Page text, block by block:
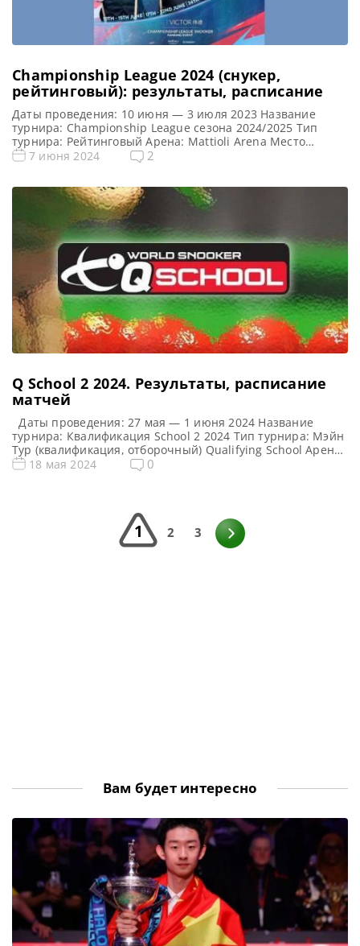
Championship League 2024 (снукер,
рейтинговый): результаты, расписание
Даты проведения: 10 июня — 3 июля 2023 Название
турнира: Championship League сезона 2024/2025 Тип
турнира: Рейтинговый Арена: Mattioli Arena Место
проведения (населенный пункт, город, страна): Лестер,
рейтингово турнира Championship League 2024 по
снукеру !!! Формат Championship League 2024
(рейтинговый) Подробный формат Лиги Чемпионата по
7 июня 2024 2
Q School 2 2024. Результаты, расписание
матчей
Даты проведения: 27 мая — 1 июня 2024 Название
турнира: Квалификация School 2 2024 Тип турнира: Мэйн
Тур (квалификация, отборочный) Qualifying School Арена:
Morningside Arena Место проведения (населенный пункт,
трансляции Призовой фонд […]
18 мая 2024 0
1 2 3
Вам будет интересно